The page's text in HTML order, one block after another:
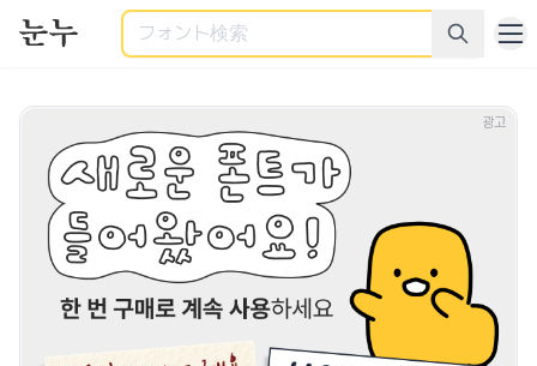
検索
광고